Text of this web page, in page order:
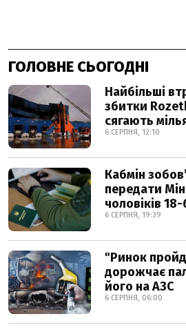
ГОЛОВНЕ СЬОГОДНІ
Найбільші
збитки
сягають
6 СЕРПНЯ, 12:10
Кабмін
передати
чоловіків
6 СЕРПНЯ, 19:39
"Ринок
дорожчає
його на АЗС
6 СЕРПНЯ, 06:00